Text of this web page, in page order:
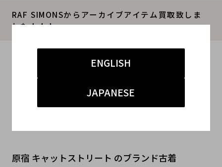
ENGLISH
JAPANESE
RAF SIMONSからアーカイブアイテム買取致しま
した！！！
#RAFSIMONS
#ブランドコレクト原宿店 #買取
原宿 キャットストリート のブランド古着